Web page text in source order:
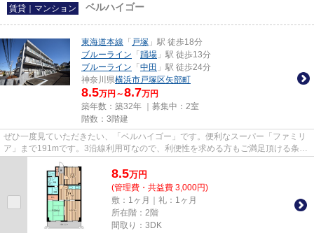
賃貸｜マンション ベルハイゴー
東海道本線 「 戸塚 」駅 徒歩18分
ブルーライン 「 踊場 」駅 徒歩13分
ブルーライン 「 中田 」駅 徒歩24分
神奈川県横浜市戸塚区矢部町
8.5万円～8.7万円
築年数：築32年 ｜募集中： 2室
階数：3階建
ぜひ一度見ていただきたい、「ベルハイゴー」です。便利なスーパー「ファミリ
ア」まで191mです。3沿線利用可なので、利便性を求める方もご満足頂ける条件
です。造りとデザインに関して...
8.5万円
(管理費・共益費 3,000円)
敷：1ヶ月｜礼：1ヶ月
所在階：2階
間取り：3DK